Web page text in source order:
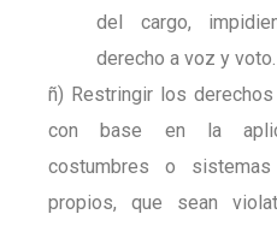
del cargo,
derecho a voz y voto.
ñ) Restringir los
con base en la
costumbres o
propios, que sean